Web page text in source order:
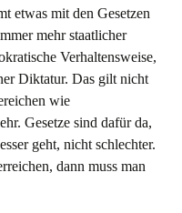
etwas mit den Gesetzen
mehr staatlicher
Verhaltensweise,
Diktatur. Das gilt nicht
wie
Gesetze sind dafür da,
geht, nicht schlechter.
dann muss man